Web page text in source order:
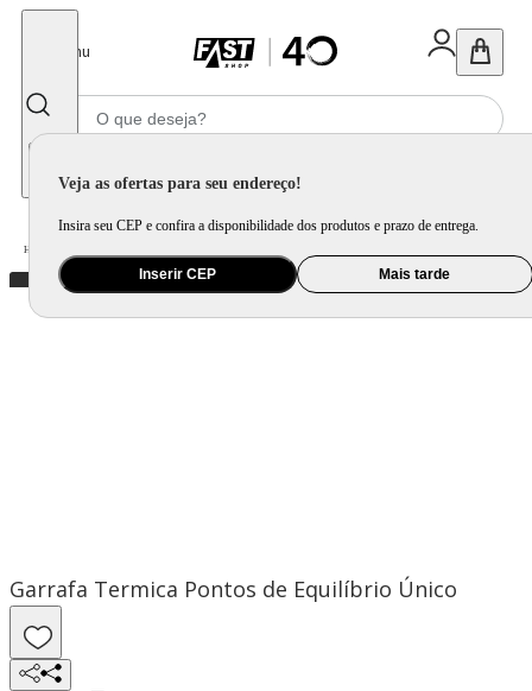
Menu
Veja as ofertas para seu endereço!
Insira seu CEP e confira a disponibilidade dos produtos e prazo de entrega.
Inserir CEP Mais tarde
Home
Garrafa Termica Pontos de Equilíbrio Único